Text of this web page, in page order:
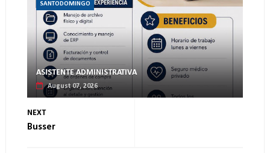
SANTODOMINGO
ASISTENTE ADMINISTRATIVA
August 07, 2026
NEXT
Busser